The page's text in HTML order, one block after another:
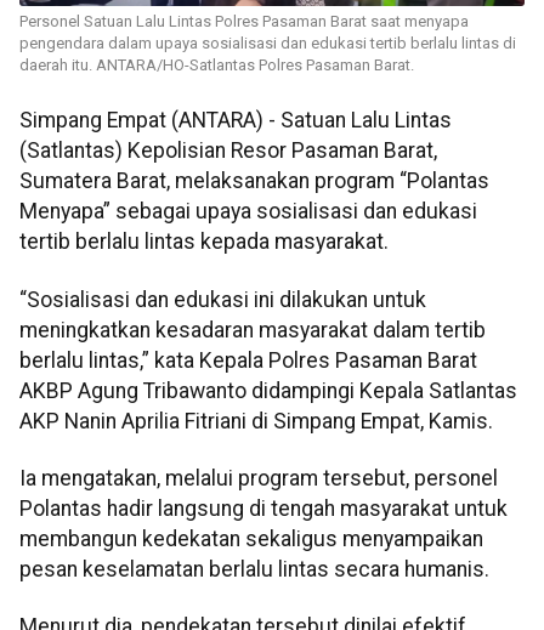
Personel Satuan Lalu Lintas Polres Pasaman Barat saat menyapa
pengendara dalam upaya sosialisasi dan edukasi tertib berlalu lintas di
daerah itu. ANTARA/HO-Satlantas Polres Pasaman Barat.
Simpang Empat (ANTARA) - Satuan Lalu Lintas
(Satlantas) Kepolisian Resor Pasaman Barat,
Sumatera Barat, melaksanakan program “Polantas
Menyapa” sebagai upaya sosialisasi dan edukasi
tertib berlalu lintas kepada masyarakat.
“Sosialisasi dan edukasi ini dilakukan untuk
meningkatkan kesadaran masyarakat dalam tertib
berlalu lintas,” kata Kepala Polres Pasaman Barat
AKBP Agung Tribawanto didampingi Kepala Satlantas
AKP Nanin Aprilia Fitriani di Simpang Empat, Kamis.
Ia mengatakan, melalui program tersebut, personel
Polantas hadir langsung di tengah masyarakat untuk
membangun kedekatan sekaligus menyampaikan
pesan keselamatan berlalu lintas secara humanis.